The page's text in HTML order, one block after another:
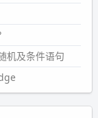
机及条件语句